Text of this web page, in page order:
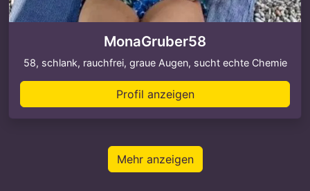
MonaGruber58
58, schlank, rauchfrei, graue Augen, sucht echte Chemie
Profil anzeigen
Mehr anzeigen